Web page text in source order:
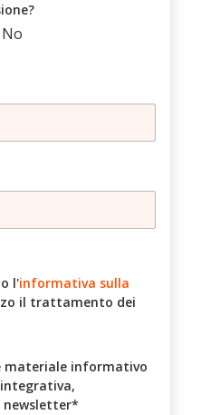
No
l'informativa sulla
il trattamento dei
materiale informativo
newsletter*